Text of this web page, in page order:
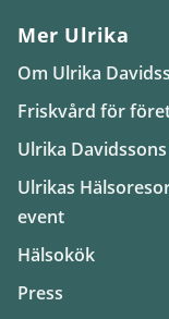
Mer Ulrika
Om Ulrika
Friskvård för
Ulrika
Ulrikas
event
Hälsokök
Press